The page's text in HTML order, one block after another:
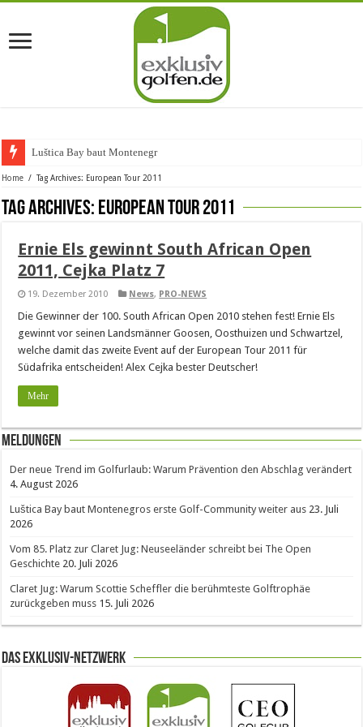
Luštica Bay baut Montenegros e
Home / Tag Archives: European Tour 2011
Tag Archives: European Tour 2011
Ernie Els gewinnt South African Open
2011, Cejka Platz 7
19. Dezember 2010 News, PRO-NEWS
Die Gewinner der 100. South African Open 2010 stehen fest! Ernie Els
gewinnt vor seinen Landsmänner Goosen, Oosthuizen und Schwartzel,
welche damit das zweite Event auf der European Tour 2011 für
Südafrika entscheiden! Alex Cejka bester Deutscher!
Mehr
Meldungen
Der neue Trend im Golfurlaub: Warum Prävention den Abschlag verändert
4. August 2026
Luštica Bay baut Montenegros erste Golf-Community weiter aus 23. Juli
2026
Vom 85. Platz zur Claret Jug: Neuseeländer schreibt bei The Open
Geschichte 20. Juli 2026
Claret Jug: Warum Scottie Scheffler die berühmteste Golftrophäe
zurückgeben muss 15. Juli 2026
Das Exklusiv-Netzwerk